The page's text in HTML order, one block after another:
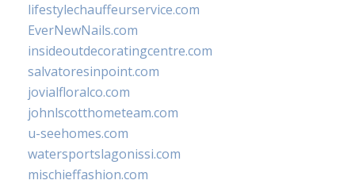
lifestylechauffeurservice.com
EverNewNails.com
insideoutdecoratingcentre.com
salvatoresinpoint.com
jovialfloralco.com
johnlscotthometeam.com
u-seehomes.com
watersportslagonissi.com
mischieffashion.com